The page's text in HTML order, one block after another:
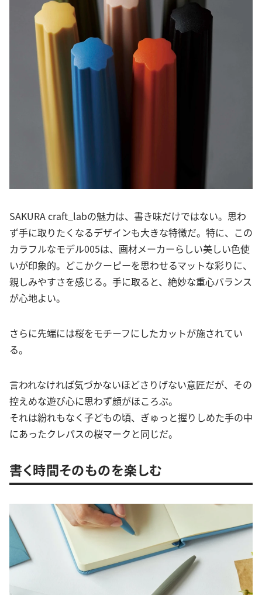
SAKURA craft_labの魅力は、書き味だけではない。思わ
ず手に取りたくなるデザインも大きな特徴だ。特に、この
カラフルなモデル005は、画材メーカーらしい美しい色使
いが印象的。どこかクーピーを思わせるマットな彩りに、
親しみやすさを感じる。手に取ると、絶妙な重心バランス
が心地よい。
さらに先端には桜をモチーフにしたカットが施されてい
る。
言われなければ気づかないほどさりげない意匠だが、その
控えめな遊び心に思わず顔がほころぶ。
それは紛れもなく子どもの頃、ぎゅっと握りしめた手の中
にあったクレパスの桜マークと同じだ。
書く時間そのものを楽しむ